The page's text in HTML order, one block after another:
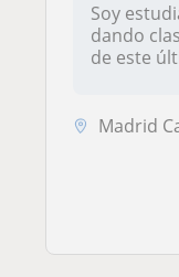
Soy
dando
de este
Madrid